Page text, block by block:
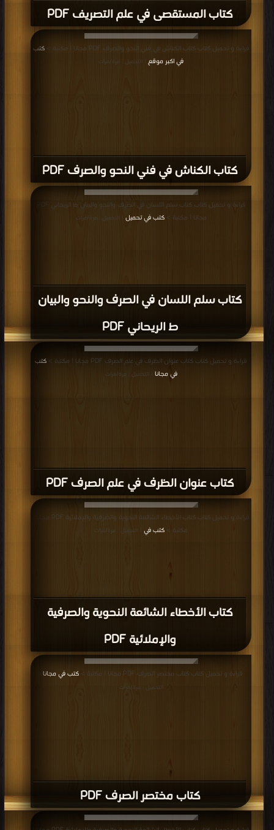
كتاب المستقصى في علم التصريف PDF
كتاب الكناش في فني النحو والصرف PDF
قراءة و تحميل كتاب كتاب الكناش في فني النحو والصرف PDF مجانا | مكتبة >
كتب
في اكبر موقع
| التحميل : مرة/مرات
كتاب سلم اللسان في الصرف والنحو والبيان
ط الريحاني PDF
مجانا | مكتبة >كتب في تحميل | التحميل : مرة/مرات
كتاب عنوان الظرف في علم الصرف PDF
قراءة و تحميل كتاب كتاب عنوان الظرف في علم الصرف PDF مجانا | مكتبة >
كتب
في مجانا | التحميل : مرة/مرات
كتاب الأخطاء الشائعة النحوية والصرفية
والإملائية PDF
قراءة و تحميل كتاب كتاب الأخطاء الشائعة النحوية والصرفية والإملائية PDF مجانا |
مكتبة > كتب في | التحميل : مرة/مرات
كتاب مختصر الصرف PDF
قراءة و تحميل كتاب كتاب مختصر الصرف PDF مجانا | مكتبة > كتب في مجانا
التحميل : مرة/مرات